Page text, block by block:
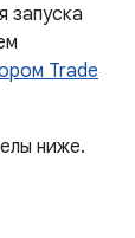
запуска
Trade
ниже.